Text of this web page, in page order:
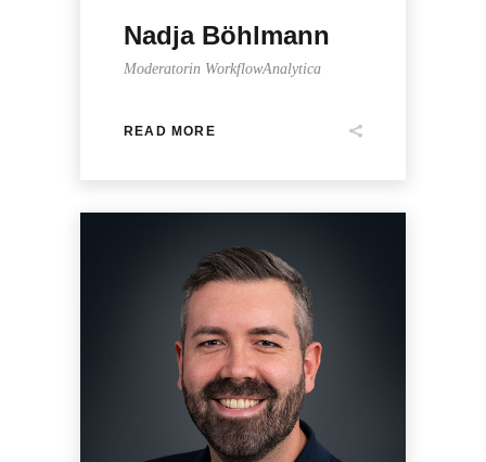
Nadja Böhlmann
Moderatorin WorkflowAnalytica
READ MORE